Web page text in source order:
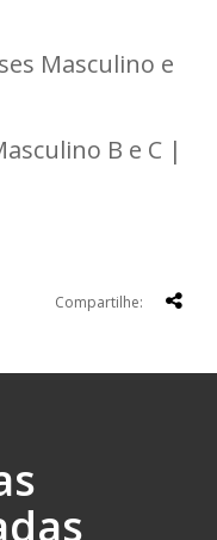
Masculino e
B e C |
Compartilhe: